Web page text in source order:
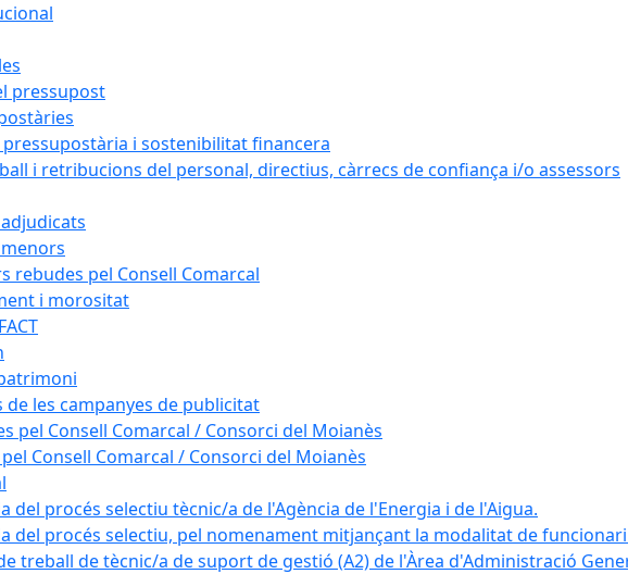
pressupost
i sostenibilitat financera
i retribucions del personal, directius, càrrecs de confiança i/o assessors
rebudes pel Consell Comarcal
i morositat
les campanyes de publicitat
pel Consell Comarcal / Consorci del Moianès
Consell Comarcal / Consorci del Moianès
del procés selectiu tècnic/a de l'Agència de l'Energia i de l'Aigua.
del procés selectiu, pel nomenament mitjançant la modalitat de
treball de tècnic/a de suport de gestió (A2) de l'Àrea d'Administració